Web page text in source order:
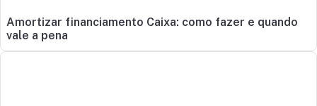
Amortizar financiamento Caixa: como fazer e quando
vale a pena